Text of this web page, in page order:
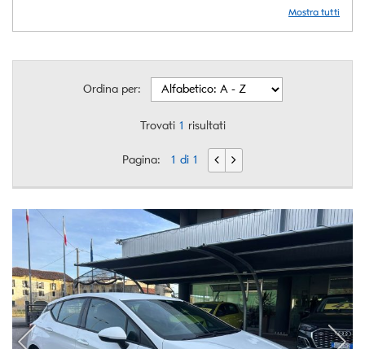
Mostra tutti
Ordina per:
Trovati 1 risultati
Pagina: 1 di 1